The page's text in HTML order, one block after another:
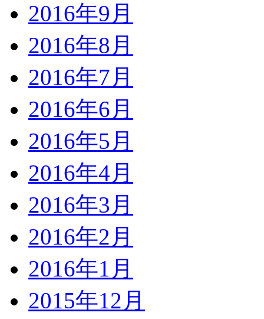
2016年9月
2016年8月
2016年7月
2016年6月
2016年5月
2016年4月
2016年3月
2016年2月
2016年1月
2015年12月